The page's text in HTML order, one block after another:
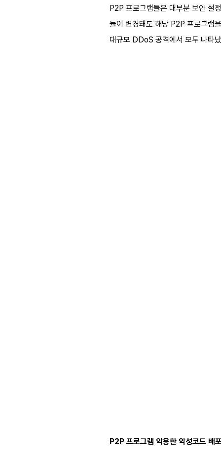
P2P 프로그램들은 대부분 보안 설
듈이 변경돼도 해당 P2P 프로그램
대규모 DDoS 공격에서 모두 나타
P2P 프로그램 악용한 악성코드 배